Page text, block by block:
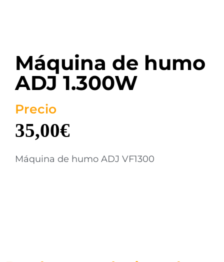
Máquina de humo
ADJ 1.300W
Precio
35,00€
Máquina de humo ADJ VF1300